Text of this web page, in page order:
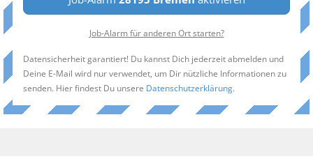
Job-Alarm für anderen Ort starten?
Datensicherheit garantiert! Du kannst Dich jederzeit abmelden und
Deine E-Mail wird nur verwendet, um Dir nützliche Informationen zu
senden. Hier findest Du unsere Datenschutzerklärung.